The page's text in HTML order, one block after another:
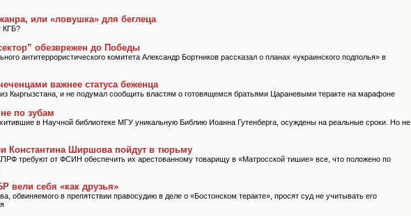
или «ловушка» для беглеца
КГБ?
обезврежен до Победы
антитеррористического комитета Александр Бортников рассказал о планах «украинского подполья» в
важнее статуса беженца
Кыргызстана, и не подумал сообщить властям о готовящемся братьями Цараневыми теракте на марафоне
не по зубам
в Научной библиотеке МГУ уникальную Библию Иоанна Гутенберга, осуждены на реальные сроки. Но не
Константина Ширшова пойдут в тюрьму
требуют от ФСИН обеспечить их арестованному товарищу в «Матросской тишие» все, что положено по
вели себя «как друзья»
обвиняемого в препятствии правосудию в деле о «Бостонском теракте», просят суд не учитывать его